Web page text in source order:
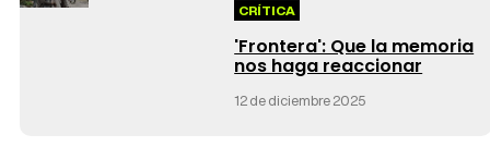
CRÍTICA
'Frontera': Que la memoria
nos haga reaccionar
12 de diciembre 2025